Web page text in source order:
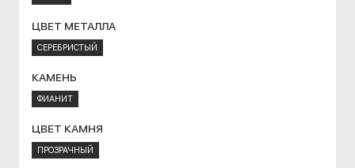
ЦВЕТ МЕТАЛЛА
СЕРЕБРИСТЫЙ
КАМЕНЬ
ФИАНИТ
ЦВЕТ КАМНЯ
ПРОЗРАЧНЫЙ